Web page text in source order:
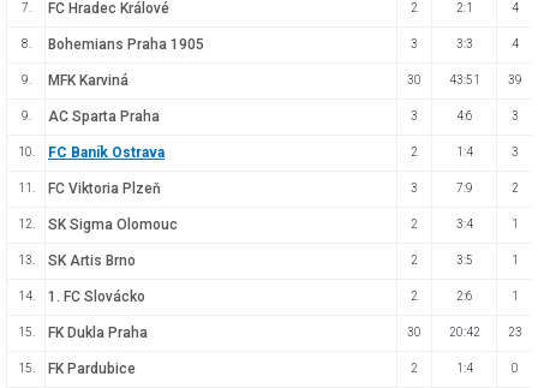
7. FC Hradec Králové 2 2:1 4
8. Bohemians Praha 1905 3 3:3 4
9. MFK Karviná 30 43:51 39
9. AC Sparta Praha 3 4:6 3
10. FC Baník Ostrava 2 1:4 3
11. FC Viktoria Plzeň 3 7:9 2
12. SK Sigma Olomouc 2 3:4 1
13. SK Artis Brno 2 3:5 1
14. 1. FC Slovácko 2 2:6 1
15. FK Dukla Praha 30 20:42 23
15. FK Pardubice 2 1:4 0